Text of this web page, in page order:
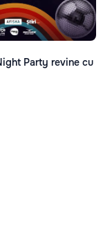
Party revine cu